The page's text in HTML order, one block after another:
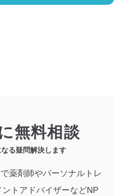
無料相談
る疑問解決します
薬剤師やパーソナルトレ
トアドバイザーなどNP